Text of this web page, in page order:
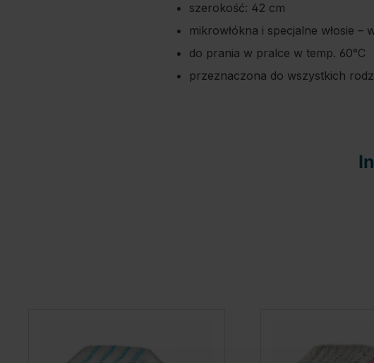
szerokość: 42 cm
mikrowłókna i specjalne włosie –
do prania w pralce w temp. 60°C
przeznaczona do wszystkich